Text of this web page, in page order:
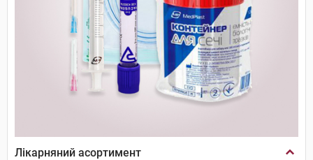
Лікарняний асортимент